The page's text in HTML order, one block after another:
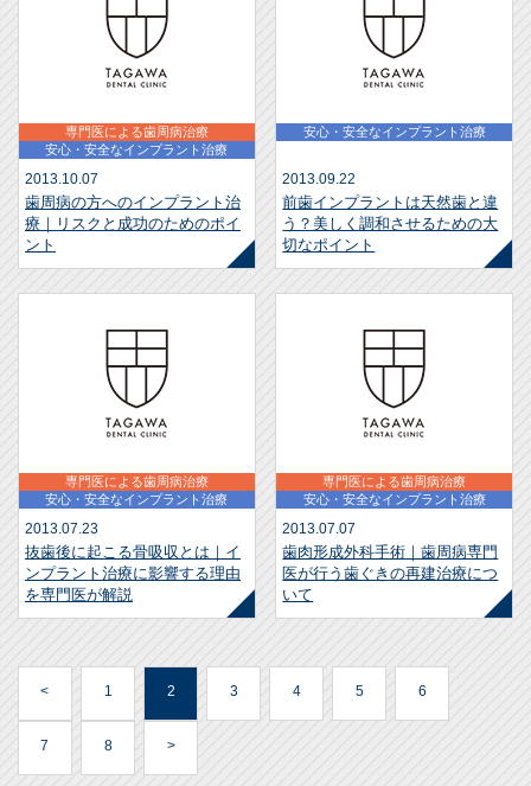
専門医による歯周病治療
安心・安全なインプラント治療
2013.10.07
歯周病の方へのインプラント治
療｜リスクと成功のためのポイ
ント
安心・安全なインプラント治療
2013.09.22
前歯インプラントは天然歯と違
う？美しく調和させるための大
切なポイント
専門医による歯周病治療
安心・安全なインプラント治療
2013.07.23
抜歯後に起こる骨吸収とは｜イ
ンプラント治療に影響する理由
を専門医が解説
専門医による歯周病治療
安心・安全なインプラント治療
2013.07.07
歯肉形成外科手術｜歯周病専門
医が行う歯ぐきの再建治療につ
いて
< 1 2 3 4 5 6
7 8 >